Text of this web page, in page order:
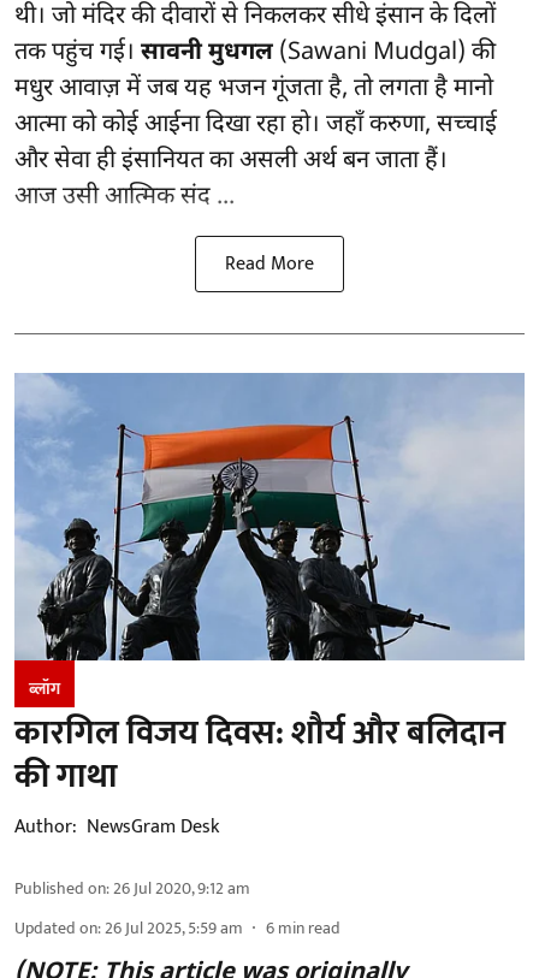
थी। जो मंदिर की दीवारों से निकलकर सीधे इंसान के दिलों
तक पहुंच गई। सावनी मुधगल (Sawani Mudgal) की
मधुर आवाज़ में जब यह भजन गूंजता है, तो लगता है मानो
आत्मा को कोई आईना दिखा रहा हो। जहाँ करुणा, सच्चाई
और सेवा ही इंसानियत का असली अर्थ बन जाता हैं।
आज उसी आत्मिक संद ...
Read More
ब्लॉग
कारगिल विजय दिवस: शौर्य और बलिदान
की गाथा
Author: NewsGram Desk
Published on:26 Jul 2020, 9:12 am
Updated on:26 Jul 2025, 5:59 am 6min read